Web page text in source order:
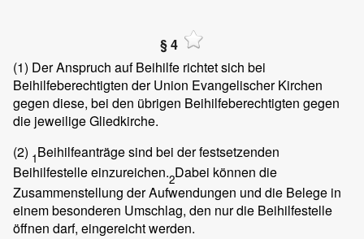
§ 4
(1) Der Anspruch auf Beihilfe richtet sich bei
Beihilfeberechtigten der Union Evangelischer Kirchen
gegen diese, bei den übrigen Beihilfeberechtigten gegen
die jeweilige Gliedkirche.
(2) 1Beihilfeanträge sind bei der festsetzenden
Beihilfestelle einzureichen.2Dabei können die
Zusammenstellung der Aufwendungen und die Belege in
einem besonderen Umschlag, den nur die Beihilfestelle
öffnen darf, eingereicht werden.